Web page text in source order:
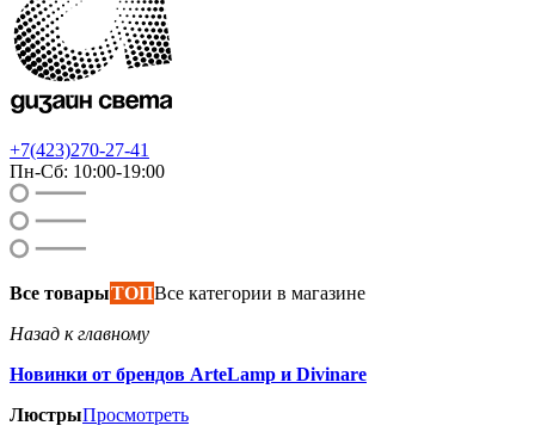
+7(423)270-27-41
Пн-Сб: 10:00-19:00
Все товарыТОПВсе категории в магазине
Назад к главному
Новинки от брендов ArteLamp и Divinare
ЛюстрыПросмотреть